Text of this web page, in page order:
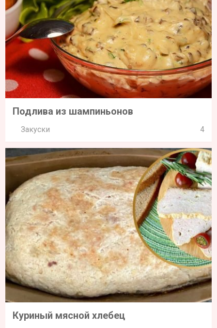
Подлива из шампиньонов
Закуски 4
Куриный мясной хлебец